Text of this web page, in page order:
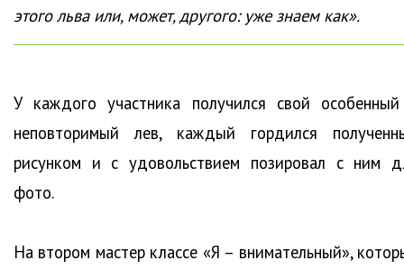
этого льва или, может, другого: уже знаем как».
У каждого участника получился свой
неповторимый лев, каждый гордился
рисунком и с удовольствием позировал с ним
фото.
На втором мастер классе «Я – внимательный»,